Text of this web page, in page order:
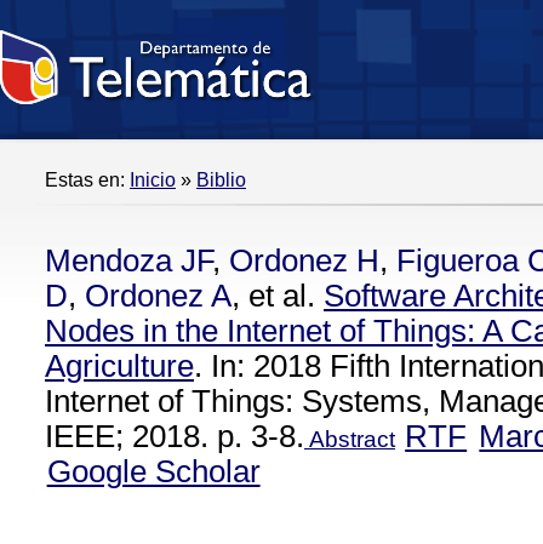
Estas en: Inicio » Biblio
Mendoza JF, Ordonez H, Figueroa
D, Ordonez A, et al. Software
Nodes in the Internet of Things: A
Agriculture. In: 2018 Fifth
Internet of Things: Systems,
IEEE; 2018. p. 3-8. Abstract RTF
Google Scholar